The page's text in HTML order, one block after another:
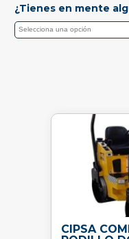
¿Tienes en mente
CIPSA